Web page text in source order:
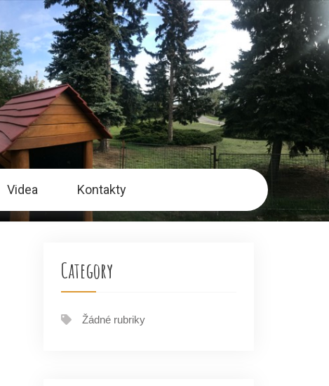
Videa Kontakty
Category
Žádné rubriky